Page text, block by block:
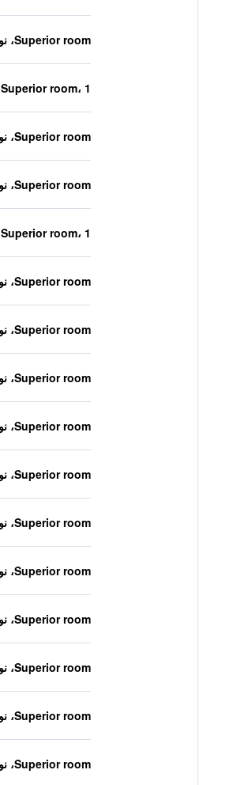
Superior room، نوع السرير غير معروف
Superior room، 1 سرير توأم
Superior room، نوع السرير غير معروف
Superior room، نوع السرير غير معروف
Superior room، 1 سرير توأم
Superior room، نوع السرير غير معروف
Superior room، نوع السرير غير معروف
Superior room، نوع السرير غير معروف
Superior room، نوع السرير غير معروف
Superior room، نوع السرير غير معروف
Superior room، نوع السرير غير معروف
Superior room، نوع السرير غير معروف
Superior room، نوع السرير غير معروف
Superior room، نوع السرير غير معروف
Superior room، نوع السرير غير معروف
Superior room، نوع السرير غير معروف